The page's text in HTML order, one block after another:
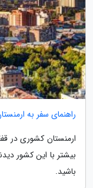
راهنمای سفر به
ارمنستان کشوری در
بیشتر با این کشور
باشید.